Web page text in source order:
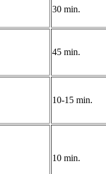
30 min.
45 min.
10-15 min.
10 min.